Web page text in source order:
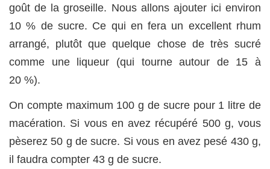
goût de la groseille. Nous allons ajouter ici environ
10 % de sucre. Ce qui en fera un excellent rhum
arrangé, plutôt que quelque chose de très sucré
comme une liqueur (qui tourne autour de 15 à
20 %).
On compte maximum 100 g de sucre pour 1 litre de
macération. Si vous en avez récupéré 500 g, vous
pèserez 50 g de sucre. Si vous en avez pesé 430 g,
il faudra compter 43 g de sucre.